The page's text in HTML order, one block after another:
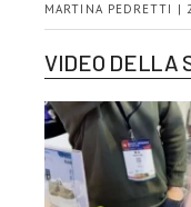
MARTINA PEDRETTI |
VIDEO DELLA